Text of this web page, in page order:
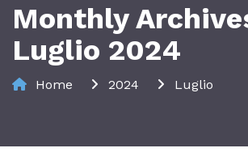
Monthly
Luglio 2024
Home 2024 Luglio